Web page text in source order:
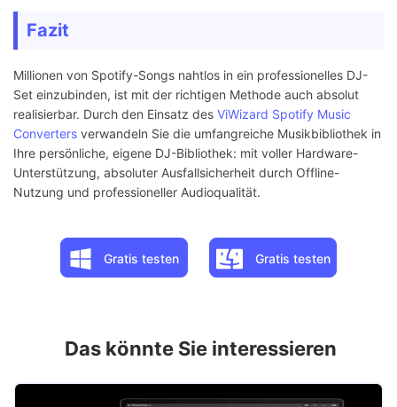
Fazit
Millionen von Spotify-Songs nahtlos in ein professionelles DJ-
Set einzubinden, ist mit der richtigen Methode auch absolut
realisierbar. Durch den Einsatz des ViWizard Spotify Music
Converters verwandeln Sie die umfangreiche Musikbibliothek in
Ihre persönliche, eigene DJ-Bibliothek: mit voller Hardware-
Unterstützung, absoluter Ausfallsicherheit durch Offline-
Nutzung und professioneller Audioqualität.
Gratis testen Gratis testen
Das könnte Sie interessieren